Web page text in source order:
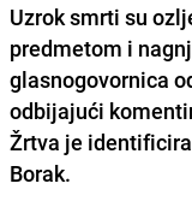
Uzrok smrti su
predmetom i
glasnogovornica
odbijajući
Žrtva je
Borak.